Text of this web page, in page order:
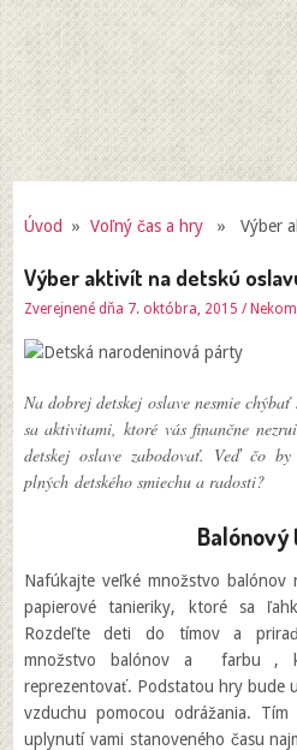
Úvod » Voľný čas a hry» Výber
Výber aktivít na detskú
Zverejnené dňa 7. októbra, 2015 /
Na dobrej detskej oslave nesmie
sa aktivitami, ktoré vás finančne
detskej oslave zabodovať. Veď čo
plných detského smiechu a radosti?
Balónový
Nafúkajte veľké množstvo
papierové tanieriky, ktoré sa
Rozdeľte deti do tímov a
množstvo balónov a farbu ,
reprezentovať. Podstatou hry bude
vzduchu pomocou odrážania.
uplynutí vami stanoveného času